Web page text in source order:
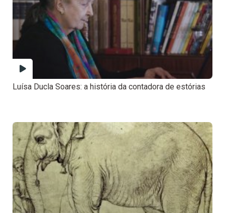
Luísa Ducla Soares: a história da contadora de estórias